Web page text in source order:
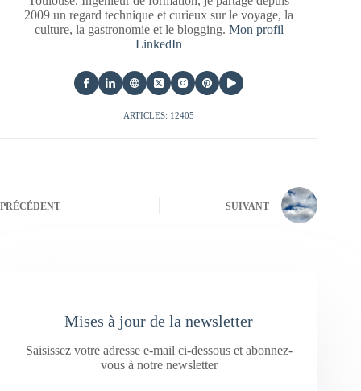
2009 un regard technique et curieux sur le voyage, la
culture, la gastronomie et le blogging. Mon profil
LinkedIn
ARTICLES: 12405
PRÉCÉDENT SUIVANT
Mises à jour de la newsletter
Saisissez votre adresse e-mail ci-dessous et abonnez-
vous à notre newsletter